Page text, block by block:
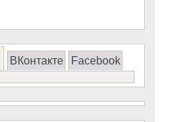
ВКонтакте Facebook